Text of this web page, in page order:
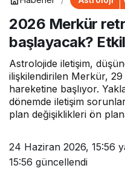
2026 Merkür
başlayacak?
Astrolojide iletişim,
ilişkilendirilen Merkür,
hareketine başlıyor.
dönemde iletişim
plan değişiklikleri ön
24 Haziran 2026, 15:56
15:56 güncellendi